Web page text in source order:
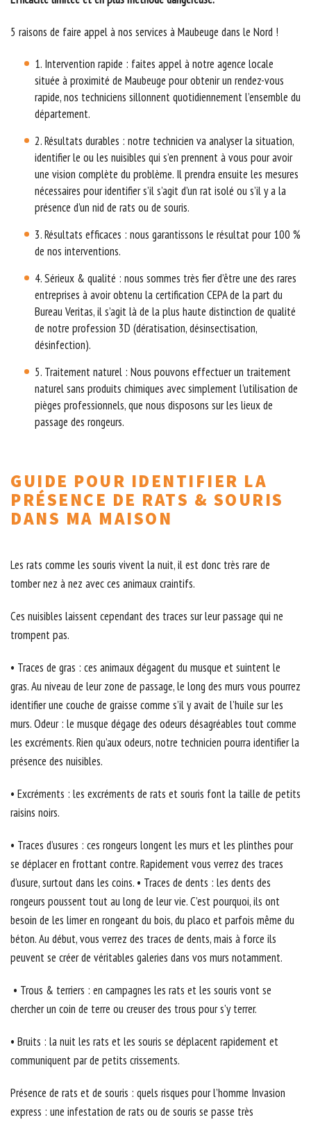
5 raisons de faire appel à nos services à Maubeuge dans le Nord !
1. Intervention rapide : faites appel à notre agence locale
située à proximité de Maubeuge pour obtenir un rendez-vous
rapide, nos techniciens sillonnent quotidiennement l’ensemble du
département.
2. Résultats durables : notre technicien va analyser la situation,
identifier le ou les nuisibles qui s’en prennent à vous pour avoir
une vision complète du problème. Il prendra ensuite les mesures
nécessaires pour identifier s’il s’agit d’un rat isolé ou s’il y a la
présence d’un nid de rats ou de souris.
3. Résultats efficaces : nous garantissons le résultat pour 100 %
de nos interventions.
4. Sérieux & qualité : nous sommes très fier d’être une des rares
entreprises à avoir obtenu la certification CEPA de la part du
Bureau Veritas, il s’agit là de la plus haute distinction de qualité
de notre profession 3D (dératisation, désinsectisation,
désinfection).
5. Traitement naturel : Nous pouvons effectuer un traitement
naturel sans produits chimiques avec simplement l’utilisation de
pièges professionnels, que nous disposons sur les lieux de
passage des rongeurs.
GUIDE POUR IDENTIFIER LA
PRÉSENCE DE RATS & SOURIS
DANS MA MAISON
Les rats comme les souris vivent la nuit, il est donc très rare de
tomber nez à nez avec ces animaux craintifs.
Ces nuisibles laissent cependant des traces sur leur passage qui ne
trompent pas.
• Traces de gras : ces animaux dégagent du musque et suintent le
gras. Au niveau de leur zone de passage, le long des murs vous pourrez
identifier une couche de graisse comme s’il y avait de l’huile sur les
murs. Odeur : le musque dégage des odeurs désagréables tout comme
les excréments. Rien qu’aux odeurs, notre technicien pourra identifier la
présence des nuisibles.
• Excréments : les excréments de rats et souris font la taille de petits
raisins noirs.
• Traces d’usures : ces rongeurs longent les murs et les plinthes pour
se déplacer en frottant contre. Rapidement vous verrez des traces
d’usure, surtout dans les coins. • Traces de dents : les dents des
rongeurs poussent tout au long de leur vie. C’est pourquoi, ils ont
besoin de les limer en rongeant du bois, du placo et parfois même du
béton. Au début, vous verrez des traces de dents, mais à force ils
peuvent se créer de véritables galeries dans vos murs notamment.
• Trous & terriers : en campagnes les rats et les souris vont se
chercher un coin de terre ou creuser des trous pour s’y terrer.
• Bruits : la nuit les rats et les souris se déplacent rapidement et
communiquent par de petits crissements.
Présence de rats et de souris : quels risques pour l’homme Invasion
express : une infestation de rats ou de souris se passe très